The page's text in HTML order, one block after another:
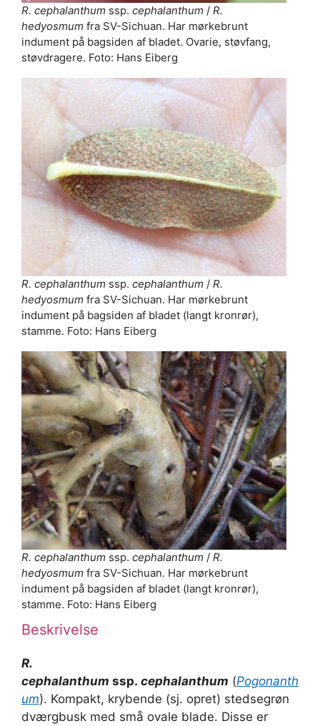
R. cephalanthum ssp. cephalanthum / R.
hedyosmum fra SV-Sichuan. Har mørkebrunt
indument på bagsiden af bladet. Ovarie, støvfang,
støvdragere. Foto: Hans Eiberg
R. cephalanthum ssp. cephalanthum / R.
hedyosmum fra SV-Sichuan. Har mørkebrunt
indument på bagsiden af bladet (langt kronrør),
stamme. Foto: Hans Eiberg
R. cephalanthum ssp. cephalanthum / R.
hedyosmum fra SV-Sichuan. Har mørkebrunt
indument på bagsiden af bladet (langt kronrør),
stamme. Foto: Hans Eiberg
Beskrivelse
R.
cephalanthum ssp. cephalanthum (Pogonanth
um). Kompakt, krybende (sj. opret) stedsegrøn
dværgbusk med små ovale blade. Disse er